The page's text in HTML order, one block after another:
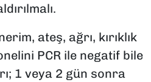
ateş, ağrı, kırıklık
PCR ile negatif bile
1 veya 2 gün sonra